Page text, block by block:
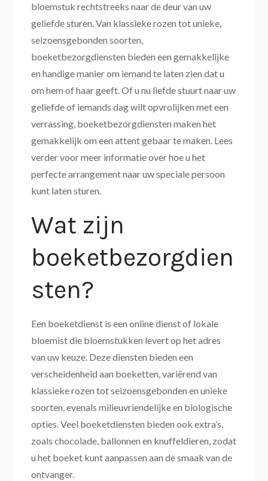
bloemstuk rechtstreeks naar de deur van uw
geliefde sturen. Van klassieke rozen tot unieke,
seizoensgebonden soorten,
boeketbezorgdiensten bieden een gemakkelijke
en handige manier om iemand te laten zien dat u
om hem of haar geeft. Of u nu liefde stuurt naar uw
geliefde of iemands dag wilt opvrolijken met een
verrassing, boeketbezorgdiensten maken het
gemakkelijk om een attent gebaar te maken. Lees
verder voor meer informatie over hoe u het
perfecte arrangement naar uw speciale persoon
kunt laten sturen.
Wat zijn
boeketbezorgdien
sten?
Een boeketdienst is een online dienst of lokale
bloemist die bloemstukken levert op het adres
van uw keuze. Deze diensten bieden een
verscheidenheid aan boeketten, variërend van
klassieke rozen tot seizoensgebonden en unieke
soorten, evenals milieuvriendelijke en biologische
opties. Veel boeketdiensten bieden ook extra’s,
zoals chocolade, ballonnen en knuffeldieren, zodat
u het boeket kunt aanpassen aan de smaak van de
ontvanger.